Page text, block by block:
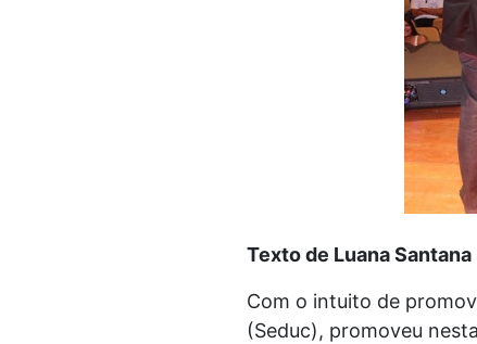
Texto de Luana Santana
Com o intuito de
(Seduc), promoveu